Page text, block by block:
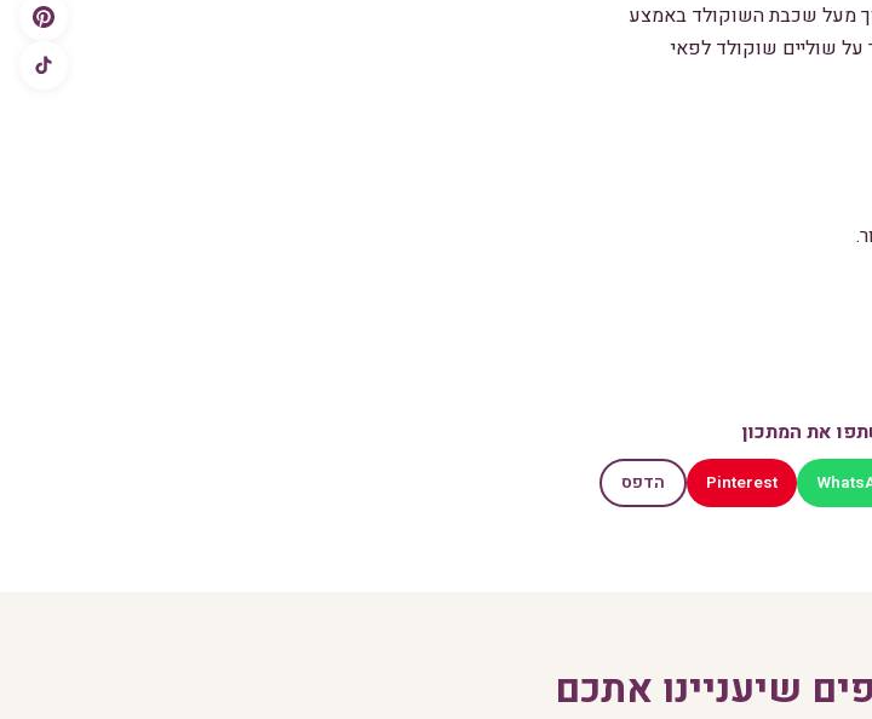
מעל שכבת השוקולד באמצע
על שוליים שוקולד לפאי
את המתכון
Pinterest הדפס
שיעניינו אתכם